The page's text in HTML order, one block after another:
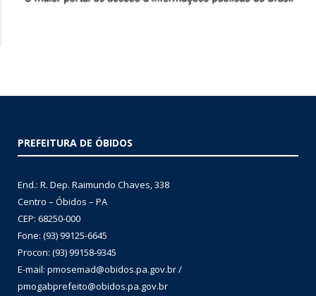
PREFEITURA DE ÓBIDOS
End.: R. Dep. Raimundo Chaves, 338
Centro – Óbidos – PA
CEP: 68250-000
Fone: (93) 99125-6645
Procon: (93) 99158-9345
E-mail: pmosemad@obidos.pa.gov.br /
pmogabprefeito@obidos.pa.gov.br